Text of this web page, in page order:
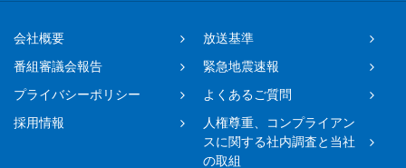
会社概要
放送基準
番組審議会報告
緊急地震速報
プライバシーポリシー
よくあるご質問
採用情報
人権尊重、コンプライアン
スに関する社内調査と当社
の取組